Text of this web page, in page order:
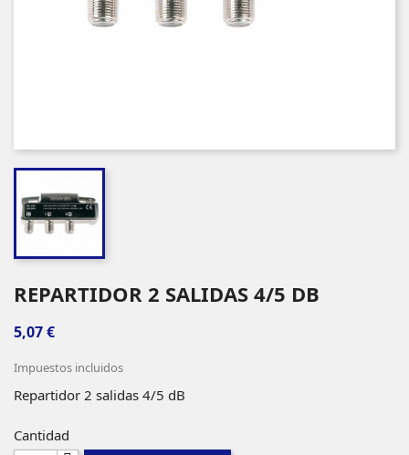
REPARTIDOR 2 SALIDAS 4/5 DB
5,07 €
Impuestos incluidos
Repartidor 2 salidas 4/5 dB
Cantidad